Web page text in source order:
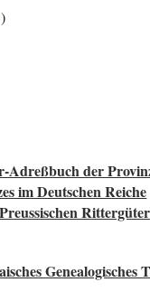
Adreßbuch der
im Deutschen Reiche
Rittergüter